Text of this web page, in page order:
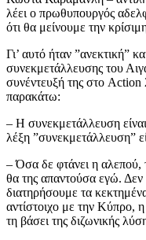
λέει ο πρωθυπουργός
ότι θα μείνουμε την
Γι’ αυτό ήταν ”ανεκτική”
συνεκμετάλλευσης του
συνέντευξή της στο
παρακάτω:
– Η συνεκμετάλλευση
λέξη ”συνεκμετάλλευση”
– Όσα δε φτάνει η αλεπού,
θα της απαντούσα εγώ. Δεν
διατηρήσουμε τα
αντίστοιχο με την Κύπρο,
τη βάσει της διζωνικής